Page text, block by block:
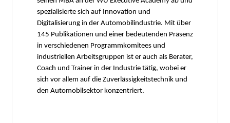
spezialisierte sich auf Innovation und
Digitalisierung in der Automobilindustrie. Mit über
145 Publikationen und einer bedeutenden Präsenz
in verschiedenen Programmkomitees und
industriellen Arbeitsgruppen ist er auch als Berater,
Coach und Trainer in der Industrie tätig, wobei er
sich vor allem auf die Zuverlässigkeitstechnik und
den Automobilsektor konzentriert.